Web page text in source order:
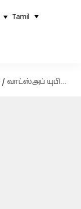
Tamil
/ வாட்ஸ்அப் யுபிஐ ஐடியை ஞாபகம் வைத்துக்கொள்ள சிரமாம உள்ளதா? தனிப்பயனாக்கப்பட்ட யுபிஐ எண்ணை உருவாக்குவது எப்படி?